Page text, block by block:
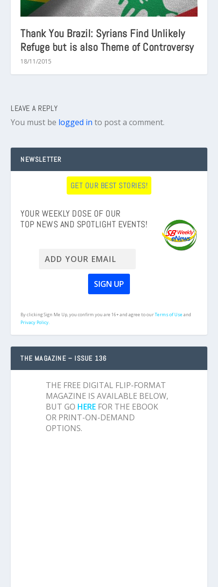
Thank You Brazil: Syrians Find Unlikely
Refuge but is also Theme of Controversy
18/11/2015
LEAVE A REPLY
You must be logged in to post a comment.
NEWSLETTER
GET OUR BEST STORIES!
YOUR WEEKLY DOSE OF OUR
TOP NEWS AND SPOTLIGHT EVENTS!
By clicking Sign Me Up, you confirm you are 16+ and agree to ourTerms of Useand
Privacy Policy.
THE MAGAZINE – ISSUE 136
THE FREE DIGITAL FLIP-FORMAT
MAGAZINE IS AVAILABLE BELOW,
BUT GO HERE FOR THE EBOOK
OR PRINT-ON-DEMAND
OPTIONS.